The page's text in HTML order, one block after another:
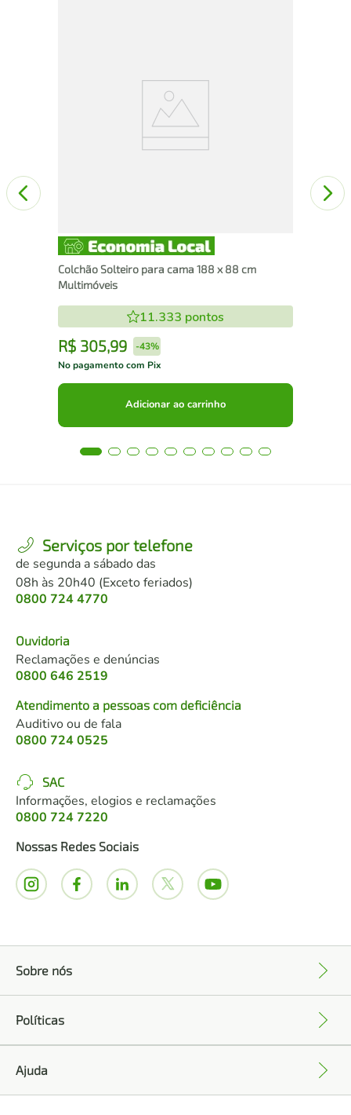
Colchão Solteiro para cama 188 x 88 cm
Multimóveis
11.333 pontos
R$ 305,99 -43%
No pagamento com Pix
Adicionar ao carrinho
Serviços por telefone
de segunda a sábado das
08h às 20h40 (Exceto feriados)
0800 724 4770
Ouvidoria
Reclamações e denúncias
0800 646 2519
Atendimento a pessoas com deficiência
Auditivo ou de fala
0800 724 0525
SAC
Informações, elogios e reclamações
0800 724 7220
Nossas Redes Sociais
Sobre nós
Políticas
Ajuda